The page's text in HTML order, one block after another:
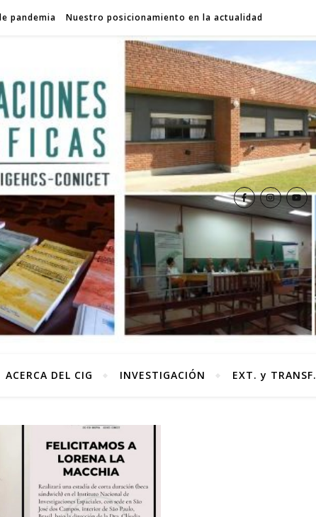
pandemia Nuestro posicionamiento en la actualidad
ACERCA DEL CIG INVESTIGACIÓN EXT. y TRANSF.